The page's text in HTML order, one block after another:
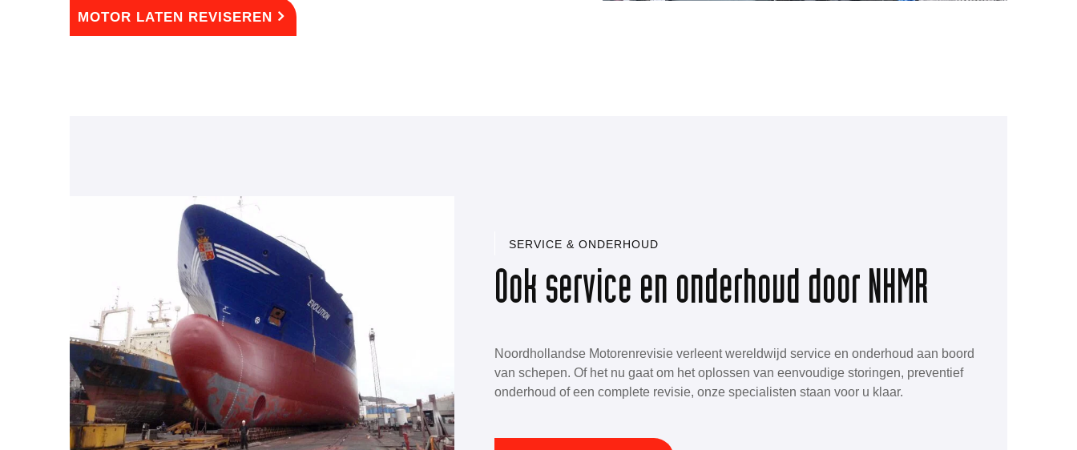
MOTOR LATEN REVISEREN
SERVICE & ONDERHOUD
Ook service en onderhoud door NHMR
Noordhollandse Motorenrevisie verleent wereldwijd service en onderhoud aan boord
van schepen. Of het nu gaat om het oplossen van eenvoudige storingen, preventief
onderhoud of een complete revisie, onze specialisten staan voor u klaar.